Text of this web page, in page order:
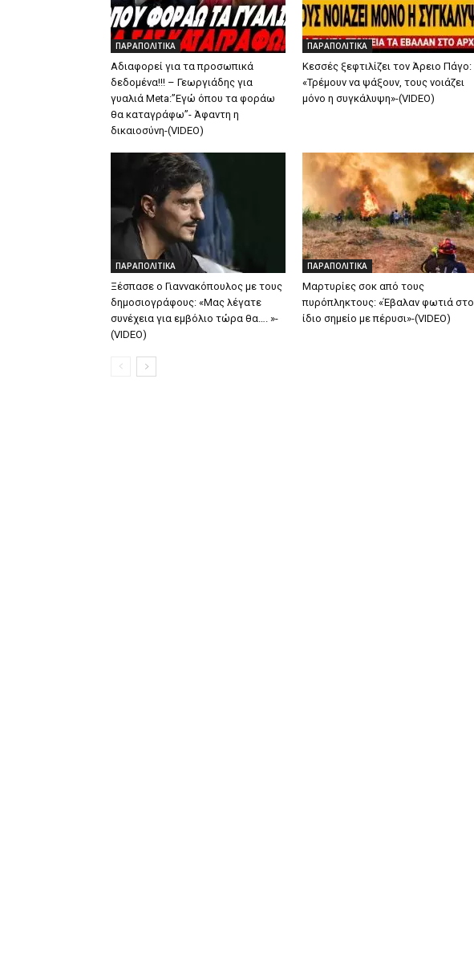
ΠΑΡΑΠΟΛΙΤΙΚΑ
Αδιαφορεί για τα προσωπικά
δεδομένα!!! – Γεωργιάδης για
γυαλιά Μeta:”Εγώ όπου τα φοράω
θα καταγράφω”- Άφαντη η
δικαιοσύνη-(VIDEO)
ΠΑΡΑΠΟΛΙΤΙΚΑ
Κεσσές ξεφτιλίζει τον Άρειο Πάγο:
«Τρέμουν να ψάξουν, τους νοιάζει
μόνο η συγκάλυψη»-(VIDEO)
ΠΑΡΑΠΟΛΙΤΙΚΑ
Ξέσπασε ο Γιαννακόπουλος με τους
δημοσιογράφους: «Μας λέγατε
συνέχεια για εμβόλιο τώρα θα…. »-
(VIDEO)
ΠΑΡΑΠΟΛΙΤΙΚΑ
Μαρτυρίες σοκ από τους
πυρόπληκτους: «Έβαλαν φωτιά στο
ίδιο σημείο με πέρυσι»-(VIDEO)